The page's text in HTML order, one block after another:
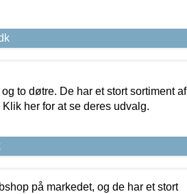
to døtre. De har et stort sortiment af
her for at se deres udvalg.
på markedet, og de har et stort